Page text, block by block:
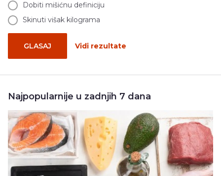
Dobiti mišićnu definiciju
Skinuti višak kilograma
GLASAJ Vidi rezultate
Najpopularnije u zadnjih 7 dana